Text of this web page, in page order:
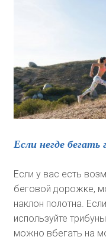
Если негде бегать
Если у вас есть
беговой дорожке,
наклон полотна.
используйте
можно вбегать на